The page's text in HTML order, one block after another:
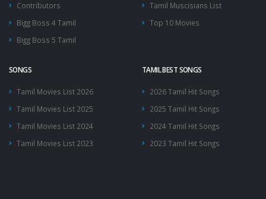
Contributors
Bigg Boss 4 Tamil
Bigg Boss 5 Tamil
Tamil Muscisians List
Top 10 Movies
SONGS
Tamil Movies List 2026
Tamil Movies List 2025
Tamil Movies List 2024
Tamil Movies List 2023
TAMIL BEST SONGS
2026 Tamil Hit Songs
2025 Tamil Hit Songs
2024 Tamil Hit Songs
2023 Tamil Hit Songs